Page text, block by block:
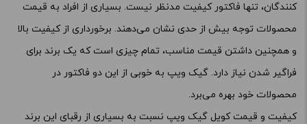
کنندگان، تنها فاکتور کیفیت مدنظر نیست. بسیاری از افراد به قیمت
محصولات توجه بیش از حدی نشان می‌دهند. برخورداری از کیفیت بالا
و همچنین داشتن قیمت مناسب، تمام چیزی است که یک برند برای
فراگیر شدن نیاز دارد. گیک ویپ به خوبی از این دو فاکتور در
محصولات خود بهره می‌برد.
کیفیت و قیمت کویل گیک ویپ نسبت به بسیاری از رقبای این برند